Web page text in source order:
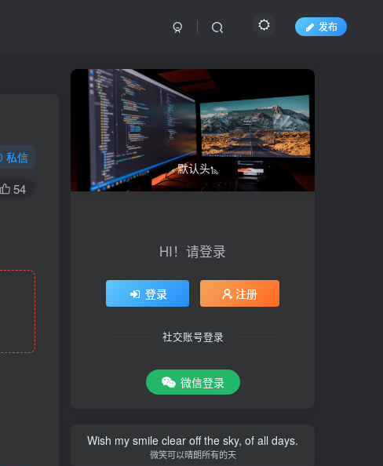
发布
私信
54
HI！请登录
登录 注册
社交账号登录
微信登录
Wish my smile clear off the sky, of all days.
微笑可以晴朗所有的天